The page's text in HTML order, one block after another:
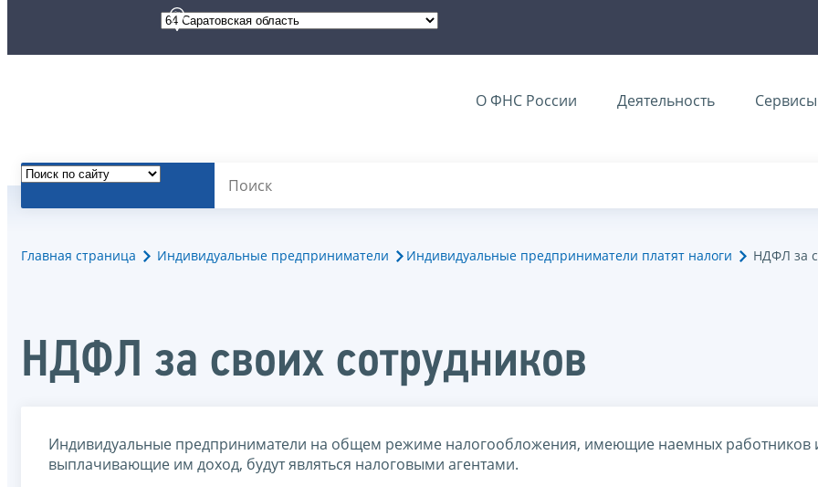
О ФНС России Деятельность Сервисы
Главная страница Индивидуальные предприниматели Индивидуальные предприниматели платят налоги НДФЛ за
НДФЛ за своих сотрудников
Индивидуальные предприниматели на общем режиме налогообложения, имеющие наемных работников
выплачивающие им доход, будут являться налоговыми агентами.